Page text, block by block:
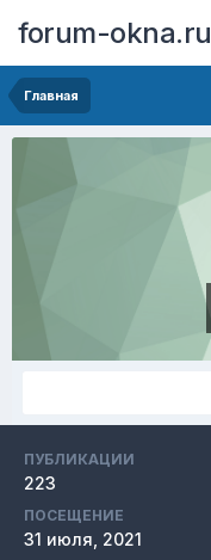
forum-okna.ru
Главная
ПУБЛИКАЦИИ
223
ПОСЕЩЕНИЕ
31 июля, 2021